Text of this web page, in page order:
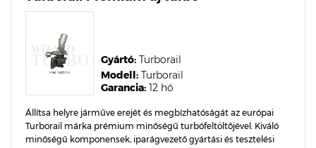
Garancia: 12 hó
Modell: Turborail
Gyártó: Turborail
Állítsa helyre járműve erejét és megbízhatóságát az európai
Turborail márka prémium minőségű turbófeltöltőjével. Kiváló
minőségű komponensek, iparágvezető gyártási és tesztelési